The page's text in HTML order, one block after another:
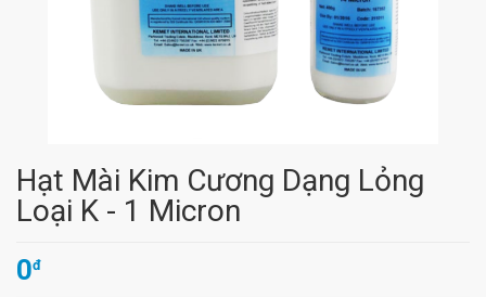
Hạt Mài Kim Cương Dạng Lỏng
Loại K - 1 Micron
0đ